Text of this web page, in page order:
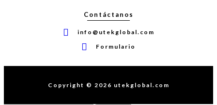
Contáctanos
info@utekglobal.com
Formulario
Copyright © 2026 utekglobal.com